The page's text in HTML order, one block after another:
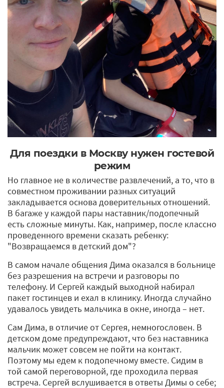
Для поездки в Москву нужен гостевой
режим
Но главное не в количестве развлечений, а то, что в
совместном проживании разных ситуаций
закладывается основа доверительных отношений.
В багаже у каждой пары наставник/подопечный
есть сложные минуты. Как, например, после классно
проведенного времени сказать ребенку:
"Возвращаемся в детский дом"?
В самом начале общения Дима оказался в больнице
без разрешения на встречи и разговоры по
телефону. И Сергей каждый выходной набирал
пакет гостинцев и ехал в клинику. Иногда случайно
удавалось увидеть мальчика в окне, иногда – нет.
Сам Дима, в отличие от Сергея, немногословен. В
детском доме предупреждают, что без наставника
мальчик может совсем не пойти на контакт.
Поэтому мы едем к подопечному вместе. Сидим в
той самой переговорной, где проходила первая
встреча. Сергей вслушивается в ответы Димы о себе;